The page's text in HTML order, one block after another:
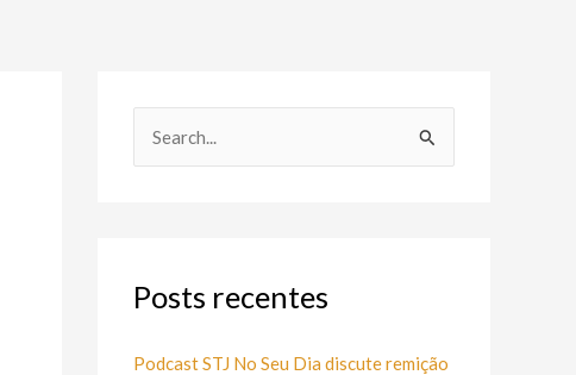
u
s
Posts recentes
Podcast STJ No Seu Dia discute remição